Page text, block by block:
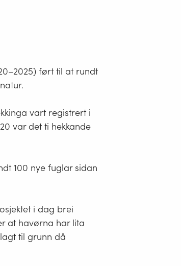
ført til at rundt
vart registrert i
var det ti hekkande
100 nye fuglar sidan
i dag brei
at havørna har lita
til grunn då